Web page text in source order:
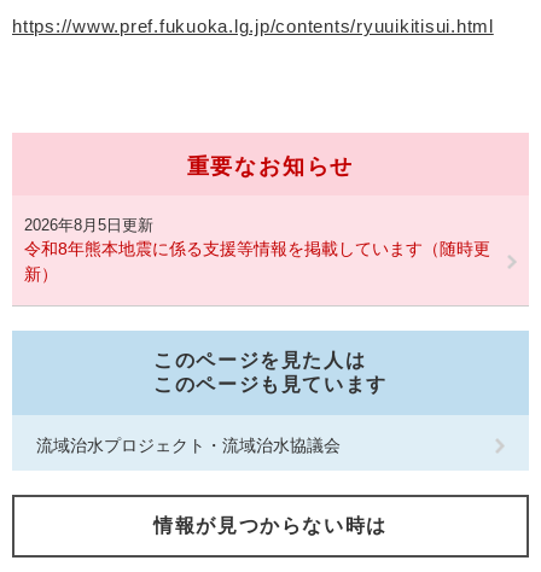
https://www.pref.fukuoka.lg.jp/contents/ryuuikitisui.html
重要なお知らせ
2026年8月5日更新
令和8年熊本地震に係る支援等情報を掲載しています（随時更
新）
このページを見た人は
このページも見ています
流域治水プロジェクト・流域治水協議会
情報が見つからない時は